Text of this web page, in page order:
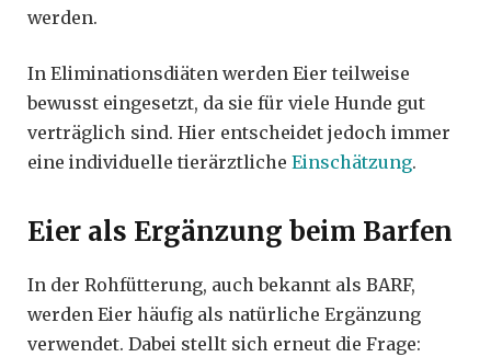
werden.
In Eliminationsdiäten werden Eier teilweise
bewusst eingesetzt, da sie für viele Hunde gut
verträglich sind. Hier entscheidet jedoch immer
eine individuelle tierärztliche Einschätzung.
Eier als Ergänzung beim Barfen
In der Rohfütterung, auch bekannt als BARF,
werden Eier häufig als natürliche Ergänzung
verwendet. Dabei stellt sich erneut die Frage: